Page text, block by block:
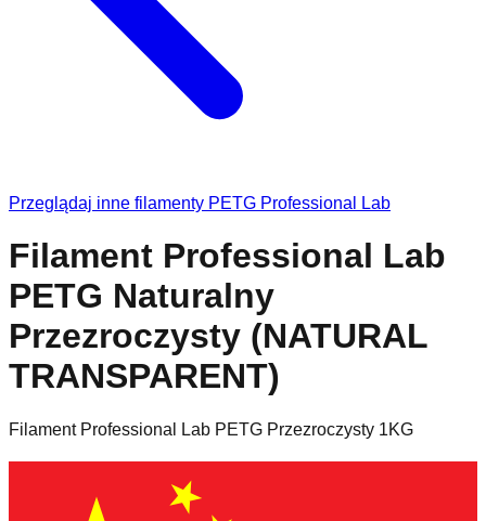
Przeglądaj inne filamenty PETG Professional Lab
Filament Professional Lab
PETG Naturalny
Przezroczysty (NATURAL
TRANSPARENT)
Filament Professional Lab PETG Przezroczysty 1KG